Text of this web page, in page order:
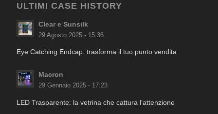
ULTIMI CASE HISTORY
Clear e Sunsilk
29 Agosto 2025 - 15:36
Eye Catching Endcap: trasforma il tuo punto vendita
Macron
29 Gennaio 2025 - 17:23
LED Trasparente: la vetrina che cattura l’attenzione